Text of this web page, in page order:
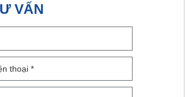
VẤN